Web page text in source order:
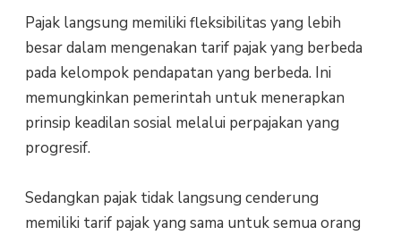
Pajak langsung memiliki fleksibilitas yang lebih
besar dalam mengenakan tarif pajak yang berbeda
pada kelompok pendapatan yang berbeda. Ini
memungkinkan pemerintah untuk menerapkan
prinsip keadilan sosial melalui perpajakan yang
progresif.
Sedangkan pajak tidak langsung cenderung
memiliki tarif pajak yang sama untuk semua orang